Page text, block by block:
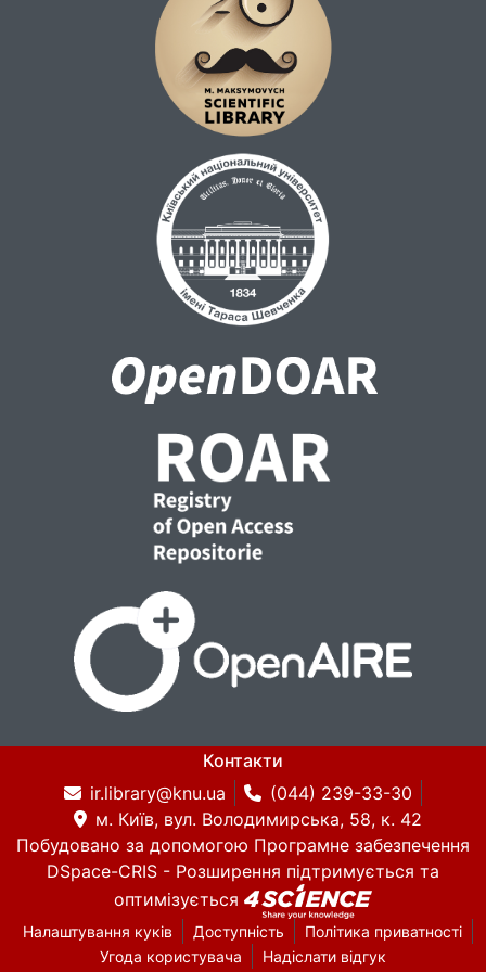
для «розгляду» та аналізу, а саме:
свердловини, що є розповсюдженою
практикою використання особливих, у
контексті місця розташування, водних
ресурсів, та зони підтоплень/затоплень
ґрунтовими водами, що виникають
внаслідок порушення та/або руйнації
гідротехнічних споруд
(дамби, греблі), несприятливих природних
Одним із варіантів вирішення окресленої
проблематики є створення концептуальної
можуть бути редуковані, апроксимовані
та адаптовані під потреби конкретної
проводити вищезазначені операції.
Контакти
ir.library@knu.ua
(044) 239-33-30
м. Київ, вул. Володимирська, 58, к. 42
Побудовано за допомогою Програмне забезпечення
DSpace-CRIS - Розширення підтримується та
оптимізується
Налаштування куків Доступність
Політика приватності
Угода користувача
Надіслати відгук